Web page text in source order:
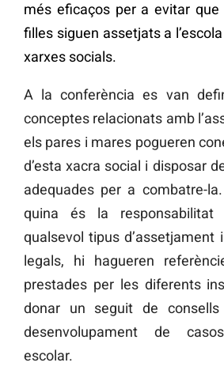
més eficaços per a evitar
filles siguen assetjats a
xarxes socials.
A la conferència es van
conceptes relacionats amb
els pares i mares pogueren
d’esta xacra social i disposar
adequades per a combatre-
quina és la
qualsevol tipus d’assetjament
legals, hi hagueren
prestades per les diferents
donar un seguit de
desenvolupament de
escolar.